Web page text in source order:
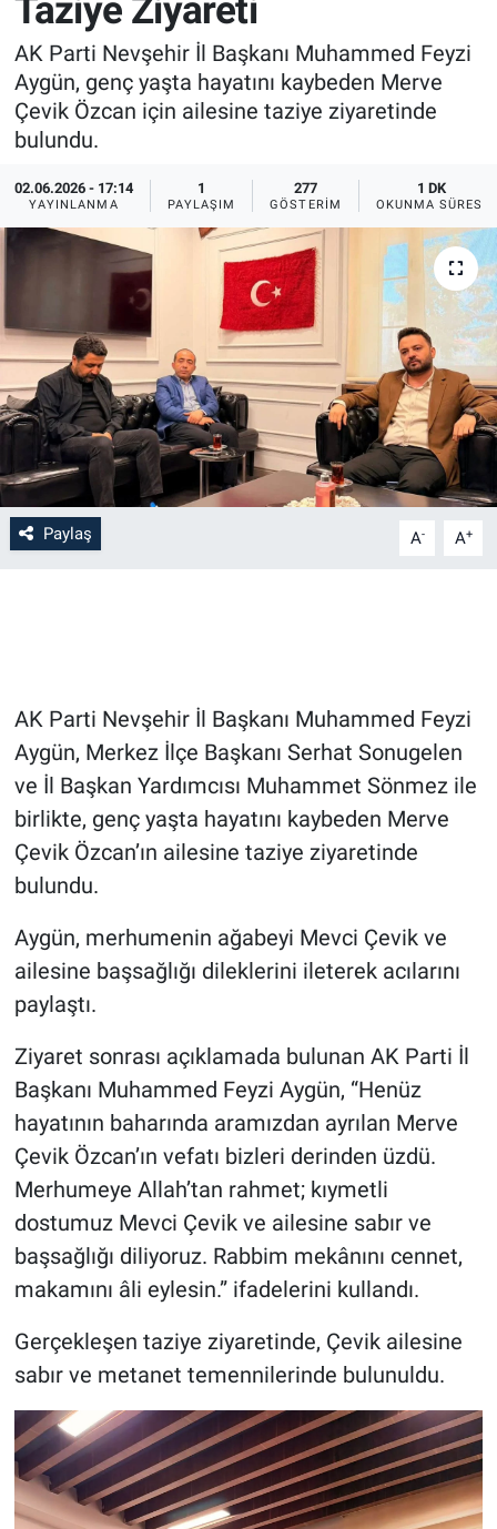
Taziye Ziyareti
AK Parti Nevşehir İl Başkanı Muhammed Feyzi
Aygün, genç yaşta hayatını kaybeden Merve
Çevik Özcan için ailesine taziye ziyaretinde
bulundu.
02.06.2026 - 17:14
YAYINLANMA
1
PAYLAŞIM
277
GÖSTERIM
1 DK
OKUNMA SÜRESI
Paylaş A- A+
AK Parti Nevşehir İl Başkanı Muhammed Feyzi
Aygün, Merkez İlçe Başkanı Serhat Sonugelen
ve İl Başkan Yardımcısı Muhammet Sönmez ile
birlikte, genç yaşta hayatını kaybeden Merve
Çevik Özcan’ın ailesine taziye ziyaretinde
bulundu.
Aygün, merhumenin ağabeyi Mevci Çevik ve
ailesine başsağlığı dileklerini ileterek acılarını
paylaştı.
Ziyaret sonrası açıklamada bulunan AK Parti İl
Başkanı Muhammed Feyzi Aygün, “Henüz
hayatının baharında aramızdan ayrılan Merve
Çevik Özcan’ın vefatı bizleri derinden üzdü.
Merhumeye Allah’tan rahmet; kıymetli
dostumuz Mevci Çevik ve ailesine sabır ve
başsağlığı diliyoruz. Rabbim mekânını cennet,
makamını âli eylesin.” ifadelerini kullandı.
Gerçekleşen taziye ziyaretinde, Çevik ailesine
sabır ve metanet temennilerinde bulunuldu.
Sağlık
Yerel
Genel
Asayiş
İlan - Duyuru- Mesaj
Türkiye Gündemi
Sizden Gelenler
Yaşam
Sağlık
Kültür
3.Sayfa
Medya
Bilim-Tek
Kayseri
Niğde
Aksaray
Kırşehir
Yerel
Genel
Asayiş
Kültür - Sanat
Politika
Magazin
Çevre
Haberde İnsan
İlan - Duyuru- Mesaj
Türkiye Gündemi
Sizden Gelenler